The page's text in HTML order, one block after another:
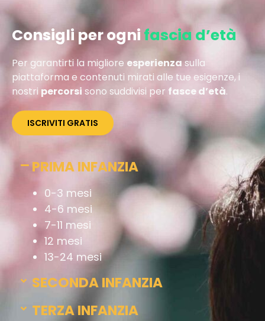
Consigli per ogni fascia d’età
Per garantirti la migliore esperienzasulla
piattaforma e contenuti mirati alle tue esigenze, i
nostri percorsi sono suddivisi per fasce d’età.
ISCRIVITI GRATIS
PRIMA INFANZIA
0-3 mesi
4-6 mesi
7-11 mesi
12 mesi
13-24 mesi
SECONDA INFANZIA
TERZA INFANZIA